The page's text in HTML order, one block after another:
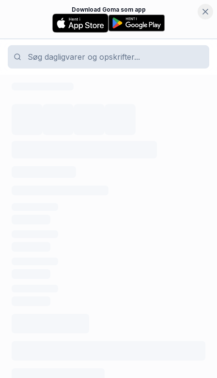
Download Goma som app